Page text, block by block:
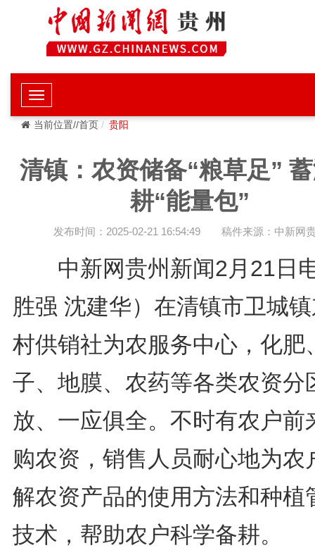
当前位置//首页 贵阳
清镇：农资储备“粮草足”
耕“能量包”
发布时间：2025-02-21 16:54:49 稿件来源：中新网
中新网贵州新闻2月21日
胜强 沈建华）在清镇市卫城
村供销社为农服务中心，化肥
子、地膜、农药等各类农资分
放、一应俱全。不时有农户前
购农资，销售人员耐心地为农
解农资产品的使用方法和种植
技术，帮助农户科学备耕。